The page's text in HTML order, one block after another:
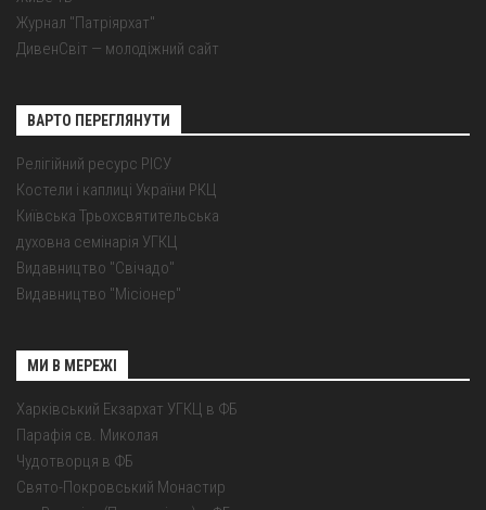
Журнал "Патріярхат"
ДивенСвіт — молодіжний сайт
ВАРТО ПЕРЕГЛЯНУТИ
Релігійний ресурс РІСУ
Костели і каплиці України РКЦ
Київська Трьохсвятительська
духовна семінарія УГКЦ
Видавництво "Свічадо"
Видавництво "Місіонер"
МИ В МЕРЕЖІ
Харківський Екзархат УГКЦ в ФБ
Парафія св. Миколая
Чудотворця в ФБ
Свято-Покровський Монастир